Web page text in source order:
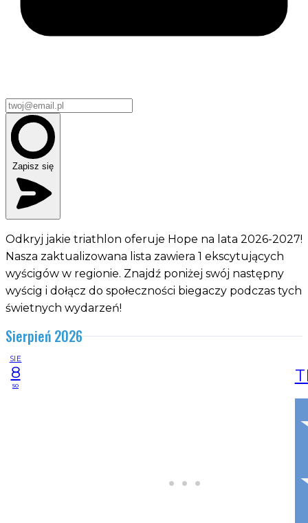
Zapisz się
Odkryj jakie triathlon oferuje Hope na lata 2026-2027!
Nasza zaktualizowana lista zawiera 1 ekscytujących
wyścigów w regionie. Znajdź poniżej swój następny
wyścig i dołącz do społeczności biegaczy podczas tych
świetnych wydarzeń!
Sierpień 2026
SIE
8
so